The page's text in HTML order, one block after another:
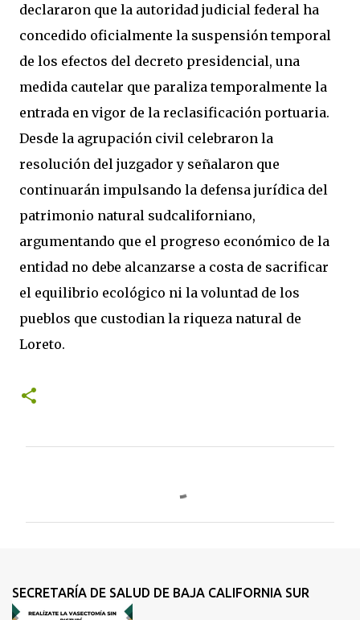
declararon que la autoridad judicial federal ha
concedido oficialmente la suspensión temporal
de los efectos del decreto presidencial, una
medida cautelar que paraliza temporalmente la
entrada en vigor de la reclasificación portuaria.
Desde la agrupación civil celebraron la
resolución del juzgador y señalaron que
continuarán impulsando la defensa jurídica del
patrimonio natural sudcaliforniano,
argumentando que el progreso económico de la
entidad no debe alcanzarse a costa de sacrificar
el equilibrio ecológico ni la voluntad de los
pueblos que custodian la riqueza natural de
Loreto.
t
SECRETARÍA DE SALUD DE BAJA CALIFORNIA SUR